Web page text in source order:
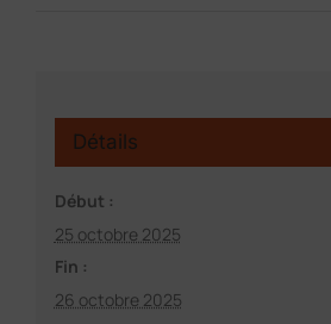
Détails
Début :
25 octobre 2025
Fin :
26 octobre 2025